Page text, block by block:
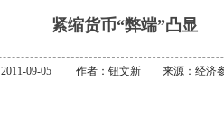
紧缩货币“弊端”凸显
2011-09-05 作者：钮文新 来源：经济